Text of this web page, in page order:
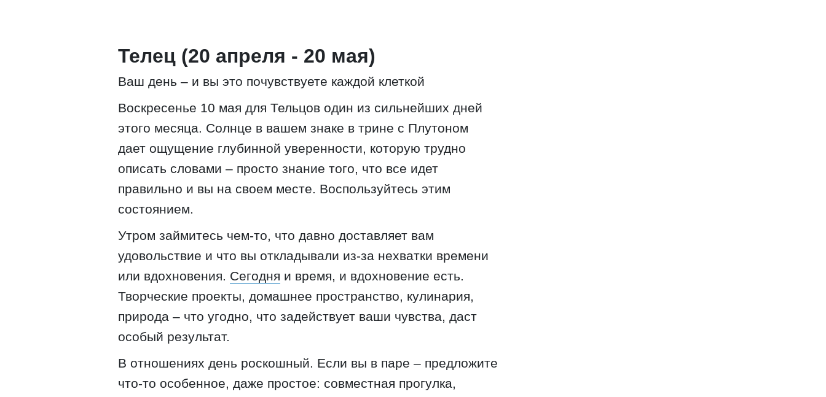
Телец (20 апреля - 20 мая)
Ваш день – и вы это почувствуете каждой клеткой
Воскресенье 10 мая для Тельцов один из сильнейших дней
этого месяца. Солнце в вашем знаке в трине с Плутоном
дает ощущение глубинной уверенности, которую трудно
описать словами – просто знание того, что все идет
правильно и вы на своем месте. Воспользуйтесь этим
состоянием.
Утром займитесь чем-то, что давно доставляет вам
удовольствие и что вы откладывали из-за нехватки времени
или вдохновения. Сегодня и время, и вдохновение есть.
Творческие проекты, домашнее пространство, кулинария,
природа – что угодно, что задействует ваши чувства, даст
особый результат.
В отношениях день роскошный. Если вы в паре – предложите
что-то особенное, даже простое: совместная прогулка,